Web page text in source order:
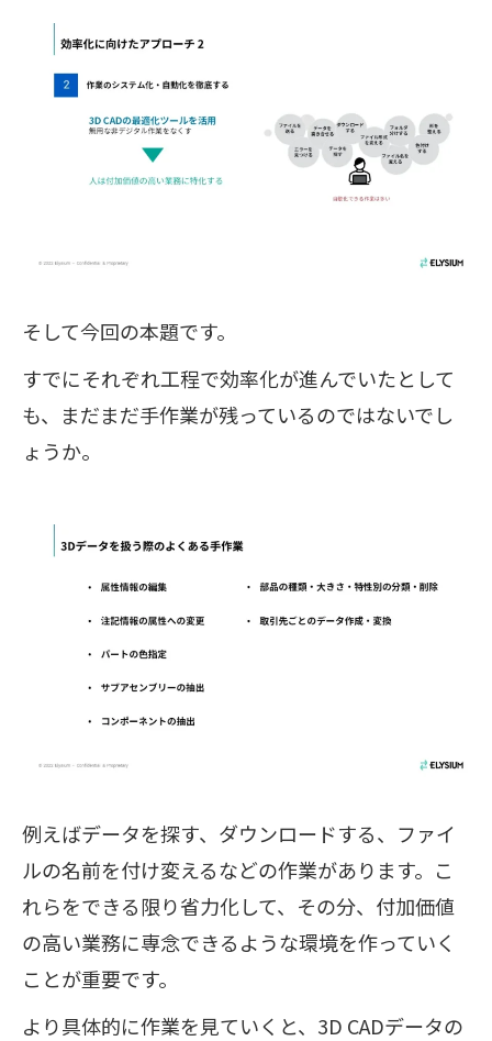
そして今回の本題です。
すでにそれぞれ工程で効率化が進んでいたとして
も、まだまだ手作業が残っているのではないでし
ょうか。
例えばデータを探す、ダウンロードする、ファイ
ルの名前を付け変えるなどの作業があります。こ
れらをできる限り省力化して、その分、付加価値
の高い業務に専念できるような環境を作っていく
ことが重要です。
より具体的に作業を見ていくと、3D CADデータの